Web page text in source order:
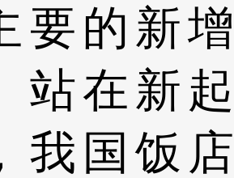
要的新增
站在新起
我国饭店